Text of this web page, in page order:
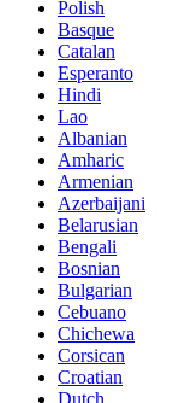
Polish
Basque
Catalan
Esperanto
Hindi
Lao
Albanian
Amharic
Armenian
Azerbaijani
Belarusian
Bengali
Bosnian
Bulgarian
Cebuano
Chichewa
Corsican
Croatian